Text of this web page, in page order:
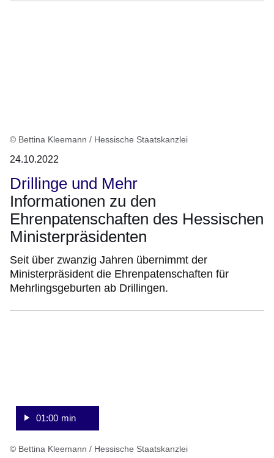
© Bettina Kleemann / Hessische Staatskanzlei
24.10.2022
Drillinge und Mehr
Informationen zu den
Ehrenpatenschaften des Hessischen
Ministerpräsidenten
Seit über zwanzig Jahren übernimmt der
Ministerpräsident die Ehrenpatenschaften für
Mehrlingsgeburten ab Drillingen.
01:00 min
© Bettina Kleemann / Hessische Staatskanzlei